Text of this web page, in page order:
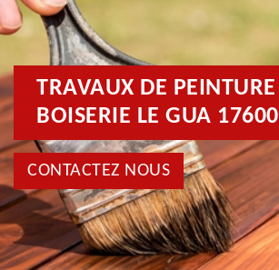
TRAVAUX DE PEINTURE
BOISERIE LE GUA 17600
CONTACTEZ NOUS